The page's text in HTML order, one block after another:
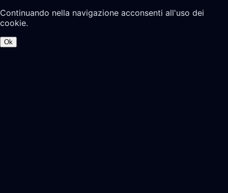
Continuando nella navigazione acconsenti all'uso dei
cookie.
Ok